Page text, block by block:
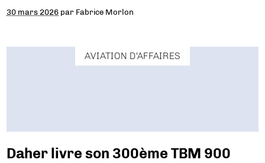
30 mars 2026 par Fabrice Morlon
AVIATION D'AFFAIRES
Daher livre son 300ème TBM 900